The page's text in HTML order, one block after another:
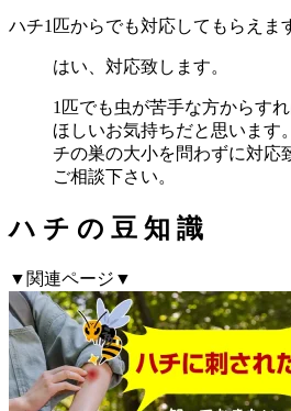
ハチ1匹からでも対応してもらえま
はい、対応致します。
1匹でも虫が苦手な方からす
ほしいお気持ちだと思います
チの巣の大小を問わずに対応
ご相談下さい。
ハ チ の 豆 知 識
▼関連ページ▼